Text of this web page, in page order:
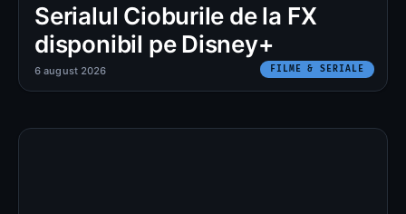
Serialul Cioburile de la FX
disponibil pe Disney+
FILME & SERIALE
6 august 2026